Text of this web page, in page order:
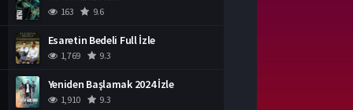
163 9.6
Esaretin Bedeli Full İzle
1,769 9.3
Yeniden Başlamak 2024 İzle
1,910 9.3